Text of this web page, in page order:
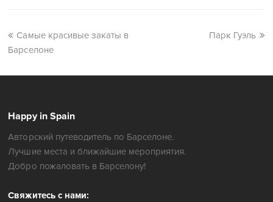
Самые красивые закаты в
Барселоне
Парк Гуэль
Happy in Spain
Авторский путеводитель по Барселоне.
Лучшие места и ближайшие мероприятия.
Добро пожаловать в Барселону!
Свяжитесь с нами: